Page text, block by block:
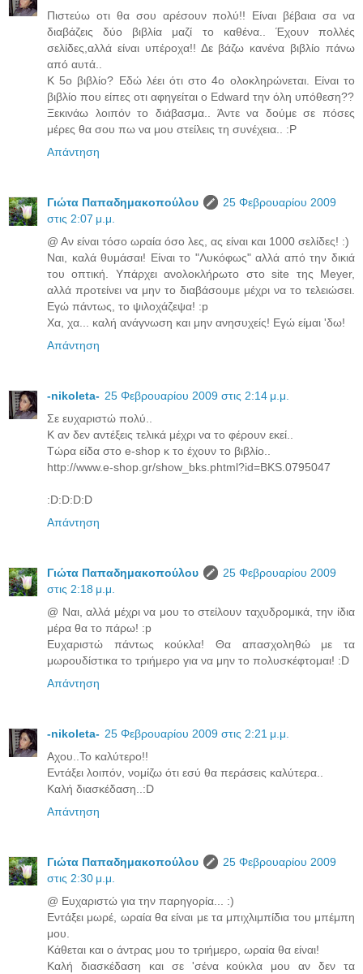
Πιστεύω οτι θα σου αρέσουν πολύ!! Είναι βέβαια σα να
διαβάζεις δύο βιβλία μαζί το καθένα.. Έχουν πολλές
σελίδες,αλλά είναι υπέροχα!! Δε βάζω κανένα βιβλίο πάνω
από αυτά..
Κ 5ο βιβλίο? Εδώ λέει ότι στο 4ο ολοκληρώνεται. Είναι το
βιβλίο που είπες οτι αφηγείται ο Edward την όλη υπόθεση??
Ξεκινάω λοιπόν το διάβασμα.. Άντε να δούμε σε πόσες
μέρες θα σου πω να μου στείλεις τη συνέχεια.. :P
Απάντηση
Γιώτα Παπαδημακοπούλου
25 Φεβρουαρίου 2009
στις 2:07 μ.μ.
@ Αν είναι τόσο ωραία όσο λες, ας είναι και 1000 σελίδες! :)
Ναι, καλά θυμάσαι! Είναι το "Λυκόφως" αλλά από την δικιά
του οπτική. Υπάρχει ανολοκλήρωτο στο site της Meyer,
αλλά προτείνει να μην το διαβάσουμε μέχρι να το τελειώσει.
Εγώ πάντως, το ψιλοχάζεψα! :p
Χα, χα... καλή ανάγνωση και μην ανησυχείς! Εγώ είμαι 'δω!
Απάντηση
-nikoleta- 25 Φεβρουαρίου 2009 στις 2:14 μ.μ.
Σε ευχαριστώ πολύ..
Κ αν δεν αντέξεις τελικά μέχρι να το φέρουν εκεί..
Τώρα είδα στο e-shop κ το έχουν το βιβλίο..
http://www.e-shop.gr/show_bks.phtml?id=BKS.0795047
:D:D:D:D
Απάντηση
Γιώτα Παπαδημακοπούλου
25 Φεβρουαρίου 2009
στις 2:18 μ.μ.
@ Ναι, αλλά μέχρι να μου το στείλουν ταχυδρομικά, την ίδια
μέρα θα το πάρω! :p
Ευχαριστώ πάντως κούκλα! Θα απασχοληθώ με τα
μωρουδίστικα το τριήμερο για να μην το πολυσκέφτομαι! :D
Απάντηση
-nikoleta- 25 Φεβρουαρίου 2009 στις 2:21 μ.μ.
Αχου..Το καλύτερο!!
Εντάξει λοιπόν, νομίζω ότι εσύ θα περάσεις καλύτερα..
Καλή διασκέδαση..:D
Απάντηση
Γιώτα Παπαδημακοπούλου
25 Φεβρουαρίου 2009
στις 2:30 μ.μ.
@ Ευχαριστώ για την παρηγορία... :)
Εντάξει μωρέ, ωραία θα είναι με τα μπιχλιμπίδια του μπέμπη
μου.
Κάθεται και ο άντρας μου το τριήμερο, ωραία θα είναι!
Καλή διασκέδαση και σε 'σένα κούκλα μου αν δεν τα